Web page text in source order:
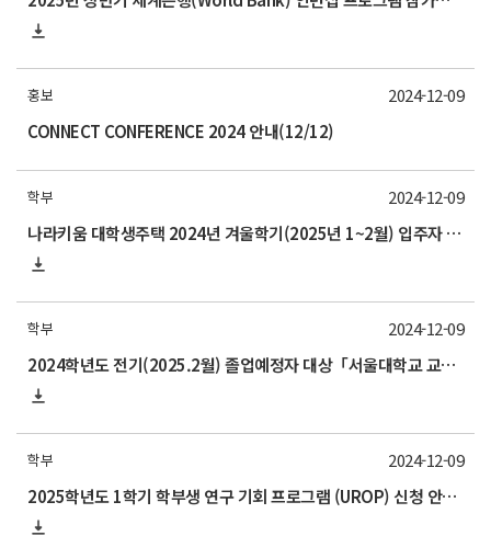
홍보
CONNECT CONFERENCE 2024 안내(12/12)
2024-12-09
학부
나라키움 대학생주택 2024년 겨울학기(2025년 1~2월) 입주자 모집 안내
2024-12-09
학부
2024학년도 전기(2025.2월) 졸업예정자 대상「서울대학교 교과인증과정」이수 신청 안내
2024-12-09
학부
2025학년도 1학기 학부생 연구 기회 프로그램 (UROP) 신청 안내(12/12 목요일까지)_신청 마감, 선발 일정 변경12.30
2024-12-09